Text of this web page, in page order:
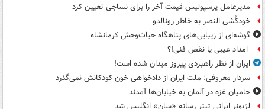
مدیرعامل پرسپولیس قیمت آخر را برای نساجی تعیین کرد
خودکُشی النصر به خاطر رونالدو
گوشه‌ای از زیبایی‌های پناهگاه‌ حیات‌وحش کرمانشاه
امداد غیبی یا نقص فنی!؟
ایران از نظر راهبردی پیروز میدان شده است!
سردار معروفی: ملت ایران از دادخواهی خون کودکانش نمی‌گذرد
حامیان غزه در آلمان به خیابان‌ها آمدند
لژیونر ایرانی تیتر رسانه «سان» انگلیس شد